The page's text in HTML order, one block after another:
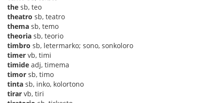
the sb, teo
theatro sb, teatro
thema sb, temo
theoria sb, teorio
timbro sb, letermarko; sono, sonkoloro
timer vb, timi
timide adj, timema
timor sb, timo
tinta sb, inko, kolortono
tirar vb, tiri